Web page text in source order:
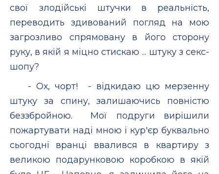
свої злодійські штучки в реальність,
переводить здивований погляд на мою
загрозливо спрямовану в його сторону
руку, в якій я міцно стискаю ... штуку з секс-
шопу?
- Ох, чорт! - відкидаю цю мерзенну
штуку за спину, залишаючись повністю
беззбройною. Мої подруги вирішили
пожартувати наді мною і кур'єр буквально
сьогодні вранці ввалився в квартиру з
великою подарунковою коробкою в якій